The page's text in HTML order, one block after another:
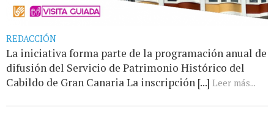
REDACCIÓN
La iniciativa forma parte de la programación anual de
difusión del Servicio de Patrimonio Histórico del
Cabildo de Gran Canaria La inscripción [...] Leer más...